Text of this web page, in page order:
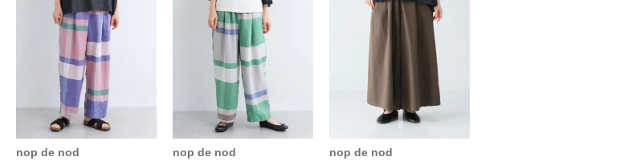
nop de nod
nop de nod
nop de nod